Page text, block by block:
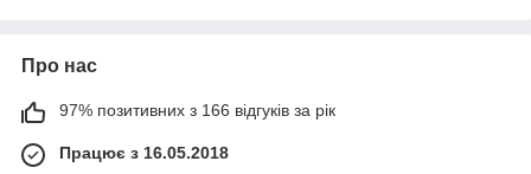
Про нас
97% позитивних з 166 відгуків за рік
Працює з 16.05.2018